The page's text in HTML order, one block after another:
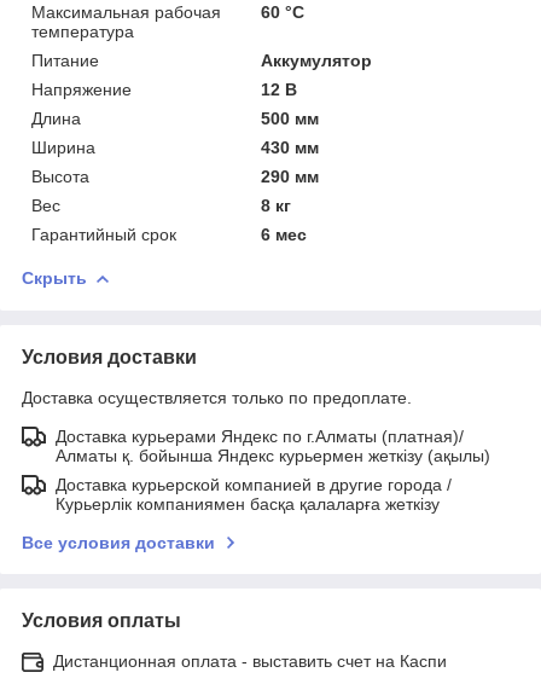
Максимальная рабочая
температура
60 °С
Питание
Аккумулятор
Напряжение
12 В
Длина
500 мм
Ширина
430 мм
Высота
290 мм
Вес
8 кг
Гарантийный срок
6 мес
Скрыть
Условия доставки
Доставка осуществляется только по предоплате.
Доставка курьерами Яндекс по г.Алматы (платная)/
Алматы қ. бойынша Яндекс курьермен жеткізу (ақылы)
Доставка курьерской компанией в другие города /
Курьерлік компаниямен басқа қалаларға жеткізу
Все условия доставки
Условия оплаты
Дистанционная оплата - выставить счет на Каспи